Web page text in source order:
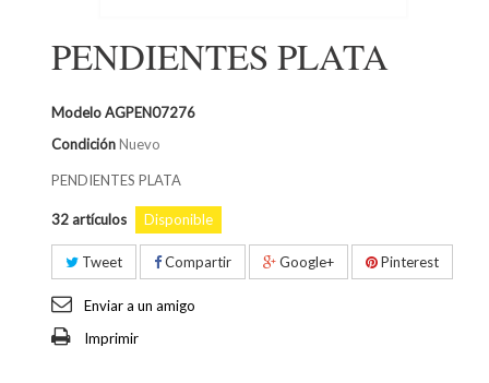
PENDIENTES PLATA
ModeloAGPEN07276
CondiciónNuevo
PENDIENTES PLATA
32 artículos Disponible
Tweet Compartir Google+ Pinterest
Enviar a un amigo
Imprimir